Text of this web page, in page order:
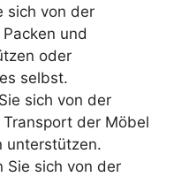
sich von der
und
oder
selbst.
sich von der
der Möbel
unterstützen.
Sie sich von der